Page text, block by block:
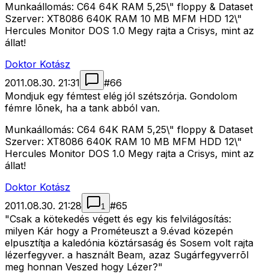
Munkaállomás: C64 64K RAM 5,25\" floppy & Dataset
Szerver: XT8086 640K RAM 10 MB MFM HDD 12\"
Hercules Monitor DOS 1.0 Megy rajta a Crisys, mint az
állat!
Doktor Kotász
2011.08.30. 21:31
#66
Mondjuk egy fémtest elég jól szétszórja. Gondolom
fémre lõnek, ha a tank abból van.
Munkaállomás: C64 64K RAM 5,25\" floppy & Dataset
Szerver: XT8086 640K RAM 10 MB MFM HDD 12\"
Hercules Monitor DOS 1.0 Megy rajta a Crisys, mint az
állat!
Doktor Kotász
2011.08.30. 21:28
1 #65
"Csak a kötekedés végett és egy kis felvilágosítás:
milyen Kár hogy a Prométeuszt a 9.évad közepén
elpusztítja a kaledónia köztársaság és Sosem volt rajta
lézerfegyver. a használt Beam, azaz Sugárfegyverrõl
meg honnan Veszed hogy Lézer?"